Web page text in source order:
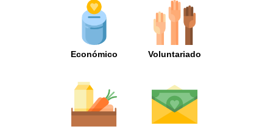
Económico Voluntariado